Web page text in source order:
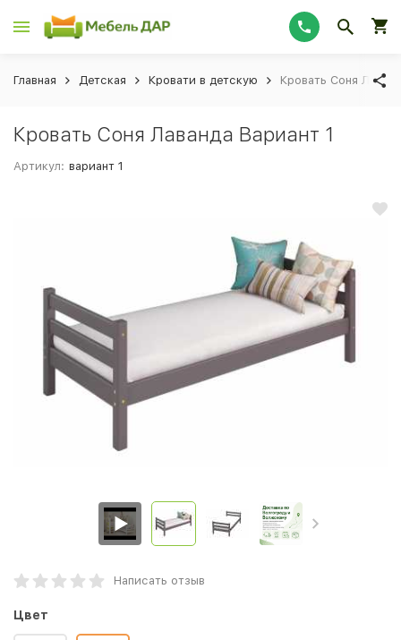
Главная Детская Кровати в детскую Кровать Соня
Кровать Соня Лаванда Вариант 1
Артикул: вариант 1
Написать отзыв
Цвет